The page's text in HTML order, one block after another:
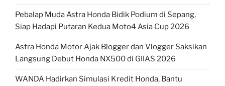
Pebalap Muda Astra Honda Bidik Podium di Sepang,
Siap Hadapi Putaran Kedua Moto4 Asia Cup 2026
Astra Honda Motor Ajak Blogger dan Vlogger Saksikan
Langsung Debut Honda NX500 di GIIAS 2026
WANDA Hadirkan Simulasi Kredit Honda, Bantu